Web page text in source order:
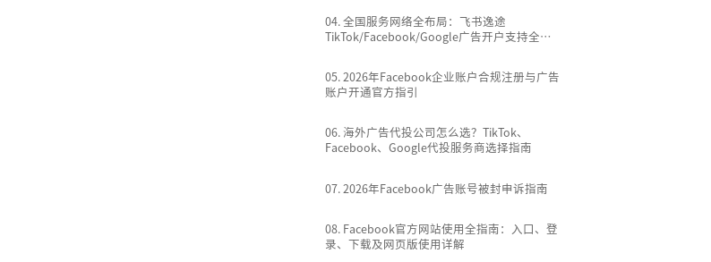
04.全国服务网络全布局：飞书逸途
TikTok/Facebook/Google广告开户支持全国
05.2026年Facebook企业账户合规注册与广告
账户开通官方指引
06.海外广告代投公司怎么选？TikTok、
Facebook、Google代投服务商选择指南
07.2026年Facebook广告账号被封申诉指南
08. Facebook官方网站使用全指南：入口、登
录、下载及网页版使用详解